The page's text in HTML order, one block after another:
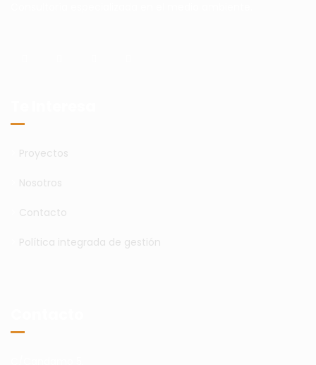
Proyectos
Nosotros
Contacto
Política integrada de gestión